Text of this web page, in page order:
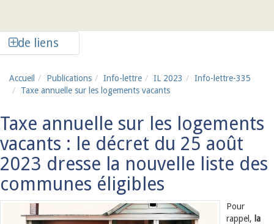
de liens
Accueil Publications Info-lettre IL 2023
Info-lettre-335
Taxe annuelle sur les logements vacants
Taxe annuelle sur les logements
vacants : le décret du 25 août
2023 dresse la nouvelle liste des
communes éligibles
Pour
rappel, la